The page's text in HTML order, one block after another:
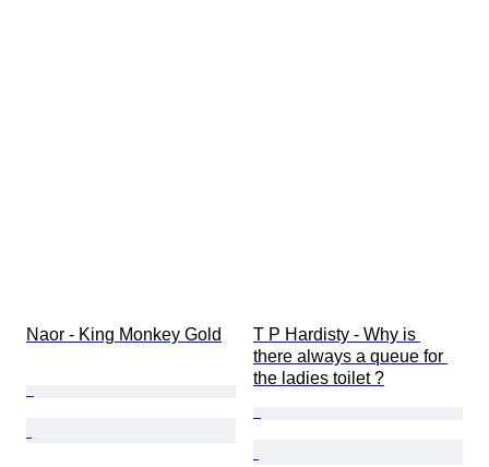
Naor - King Monkey Gold
T P Hardisty - Why is
there always a queue for
the ladies toilet ?